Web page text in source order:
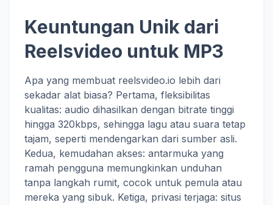
Keuntungan Unik dari
Reelsvideo untuk MP3
Apa yang membuat reelsvideo.io lebih dari
sekadar alat biasa? Pertama, fleksibilitas
kualitas: audio dihasilkan dengan bitrate tinggi
hingga 320kbps, sehingga lagu atau suara tetap
tajam, seperti mendengarkan dari sumber asli.
Kedua, kemudahan akses: antarmuka yang
ramah pengguna memungkinkan unduhan
tanpa langkah rumit, cocok untuk pemula atau
mereka yang sibuk. Ketiga, privasi terjaga: situs